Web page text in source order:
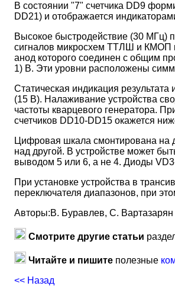
В состоянии "7" счетчика DD9
DD21) и отображается
Высокое быстродействие (30 МГц)
сигналов микросхем ТТЛШ и КМОП
анод которого соединен с общим
1) В. Эти уровни расположены
Статическая индикация
(15 В). Налаживание устройства
частоты кварцевого генератора.
счетчиков DD10-DD15 окажется
Цифровая шкала смонтирована на
над другой. В устройстве может
выводом 5 или 6, а не 4. Диоды
При установке устройства в
переключателя диапазонов, при
Авторы:В. Буравлев, С.
Смотрите другие статьи
Читайте и пишите полезные
<< Назад